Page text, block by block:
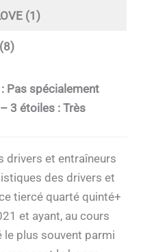
(1)
Pas spécialement
3 étoiles : Très
drivers et entraîneurs
des drivers et
tiercé quarté quinté+
et ayant, au cours
plus souvent parmi